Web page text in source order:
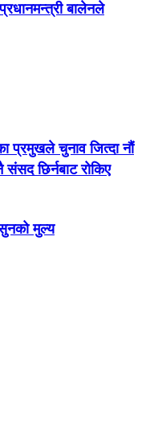
बालेनले
प्रमुखले चुनाव जित्दा नौं
संसद छिर्नबाट रोकिए
मुल्य